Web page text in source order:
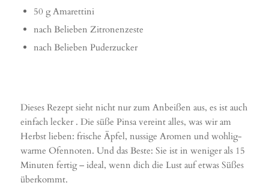
50 g Amarettini
nach Belieben Zitronenzeste
nach Belieben Puderzucker
Dieses Rezept sieht nicht nur zum Anbeißen aus, es ist auch
einfach lecker . Die süße Pinsa vereint alles, was wir am
Herbst lieben: frische Äpfel, nussige Aromen und wohlig-
warme Ofennoten. Und das Beste: Sie ist in weniger als 15
Minuten fertig – ideal, wenn dich die Lust auf etwas Süßes
überkommt.